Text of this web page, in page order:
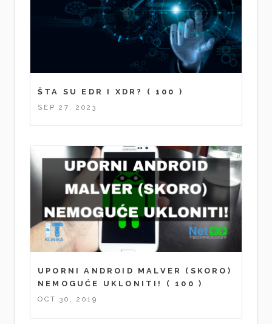
ŠTA SU EDR I XDR? ( 100 )
SEP 27, 2023
UPORNI ANDROID MALVER (SKORO)
NEMOGUĆE UKLONITI!
( 100 )
OCT 30, 2019